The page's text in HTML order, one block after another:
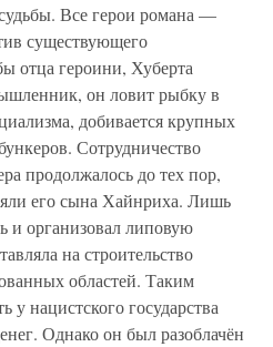
Все герои романа —
существующего
отца героини, Хуберта
он ловит рыбку в
добивается крупных
Сотрудничество
продолжалось до тех пор,
его сына Хайнриха. Лишь
и организовал липовую
на строительство
областей. Таким
у нацистского государства
Однако он был разоблачён